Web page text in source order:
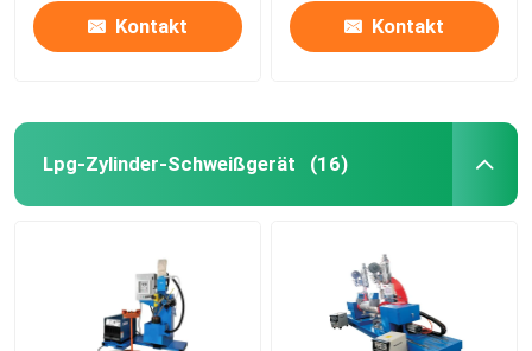
Kontakt Kontakt
Lpg-Zylinder-Schweißgerät (16)